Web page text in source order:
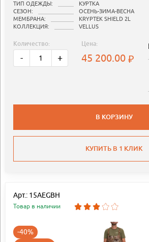
ТИП ОДЕЖДЫ:
КУРТКА
СЕЗОН:
ОСЕНЬ-ЗИМА-ВЕСНА
МЕМБРАНА:
KRYPTEK SHIELD 2L
КОЛЛЕКЦИЯ:
VELLUS
Количество:
- +
Цена:
45 200.00
В КОРЗИНУ
КУПИТЬ В 1 КЛИК
Арт.: 15AEGBH
Товар в наличии
-40%